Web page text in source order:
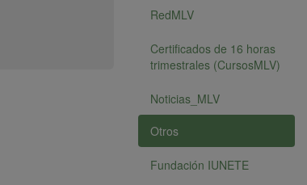
RedMLV
Certificados de 16 horas
trimestrales (CursosMLV)
Noticias_MLV
Otros
Fundación IUNETE